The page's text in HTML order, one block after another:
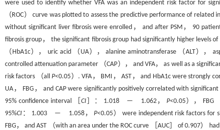
were used to identify whether VFA was an independent risk factor for
（ROC） curve was plotted to assess the predictive performance of related
without significant liver fibrosis were enrolled， and after PSM， 90
fibrosis group， the significant fibrosis group had significantly higher levels
（HbA1c）， uric acid （UA）， alanine aminotransferase （ALT），
controlled attenuation parameter （CAP）， and VFA， as well as a
risk factors （allP<0.05）. VFA， BMI， AST， and HbA1c were strongly
UA， FBG， and CAP were significantly positively correlated with
95% confidence interval ［ CI ］： 1.018 — 1.062，P<0.05）， FBG
95%CI ： 1.003 — 1.058， P<0.05） were independent risk factors for
FBG， and AST （with an area under the ROC curve ［AUC］ of 0.907）